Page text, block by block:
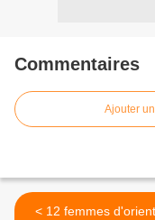
Commentaires
Ajouter
< 12 femmes d'orient qui